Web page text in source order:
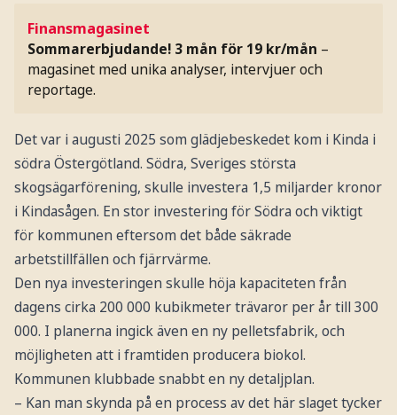
Finansmagasinet
Sommarerbjudande! 3 mån för 19 kr/mån –
magasinet med unika analyser, intervjuer och
reportage.
Det var i augusti 2025 som glädjebeskedet kom i Kinda i
södra Östergötland. Södra, Sveriges största
skogsägarförening, skulle investera 1,5 miljarder kronor
i Kindasågen. En stor investering för Södra och viktigt
för kommunen eftersom det både säkrade
arbetstillfällen och fjärrvärme.
Den nya investeringen skulle höja kapaciteten från
dagens cirka 200 000 kubikmeter trävaror per år till 300
000. I planerna ingick även en ny pelletsfabrik, och
möjligheten att i framtiden producera biokol.
Kommunen klubbade snabbt en ny detaljplan.
– Kan man skynda på en process av det här slaget tycker